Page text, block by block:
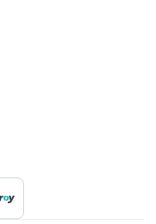
Desenli Mdf'li Zigon